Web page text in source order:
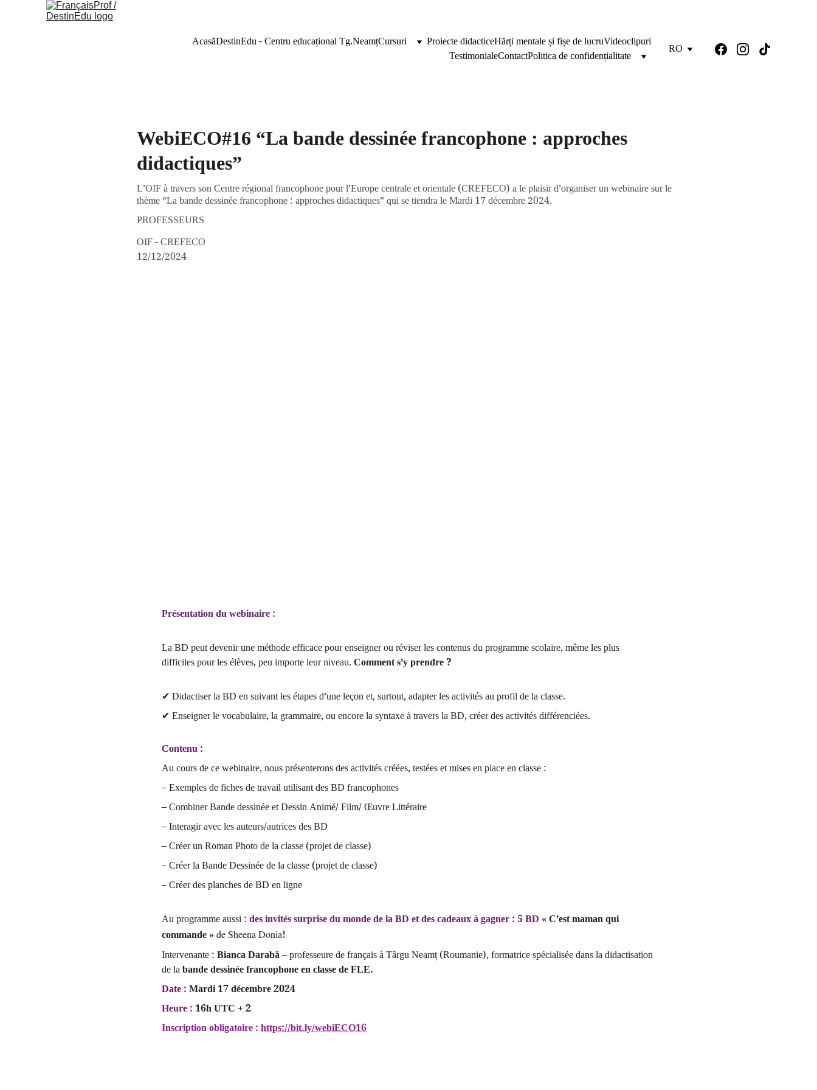
AcasăDestinEdu - Centru educațional Tg.NeamțCursuri Proiecte didacticeHărți mentale și fișe de lucruVideoclipuri
TestimonialeContactPolitica de confidențialitate RO
WebiECO#16 “La bande dessinée francophone : approches
didactiques”
L’OIF à travers son Centre régional francophone pour l’Europe centrale et orientale (CREFECO) a le plaisir d’organiser un webinaire sur le
thème “La bande dessinée francophone : approches didactiques” qui se tiendra le Mardi 17 décembre 2024.
PROFESSEURS
OIF - CREFECO
12/12/2024
Présentation du webinaire :
La BD peut devenir une méthode efficace pour enseigner ou réviser les contenus du programme scolaire, même les plus
difficiles pour les élèves, peu importe leur niveau. Comment s’y prendre ?
✔ Didactiser la BD en suivant les étapes d’une leçon et, surtout, adapter les activités au profil de la classe.
✔ Enseigner le vocabulaire, la grammaire, ou encore la syntaxe à travers la BD, créer des activités différenciées.
Contenu :
Au cours de ce webinaire, nous présenterons des activités créées, testées et mises en place en classe :
– Exemples de fiches de travail utilisant des BD francophones
– Combiner Bande dessinée et Dessin Animé/ Film/ Œuvre Littéraire
– Interagir avec les auteurs/autrices des BD
– Créer un Roman Photo de la classe (projet de classe)
– Créer la Bande Dessinée de la classe (projet de classe)
– Créer des planches de BD en ligne
Au programme aussi : des invités surprise du monde de la BD et des cadeaux à gagner : 5 BD « C’est maman qui
commande » de Sheena Donia!
Intervenante : Bianca Darabă – professeure de français à Târgu Neamț (Roumanie), formatrice spécialisée dans la didactisation
de la bande dessinée francophone en classe de FLE.
Date : Mardi 17 décembre 2024
Heure : 16h UTC + 2
Inscription obligatoire : https://bit.ly/webiECO16